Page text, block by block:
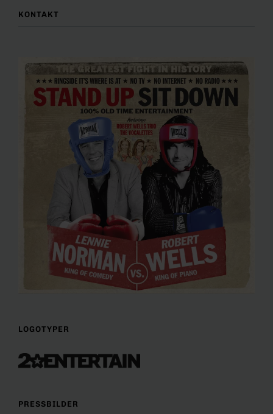
KONTAKT
LOGOTYPER
PRESSBILDER